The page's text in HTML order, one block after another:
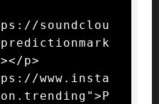
soundclou
p>
www.insta